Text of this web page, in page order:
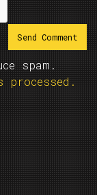
spam.
processed.